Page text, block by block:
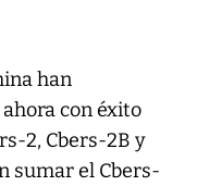
han
con éxito
2, Cbers-2B y
sumar el Cbers-